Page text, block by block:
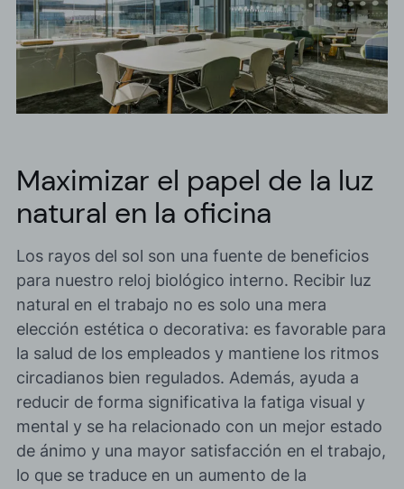
Maximizar el papel de la luz
natural en la oficina
Los rayos del sol son una fuente de beneficios
para nuestro reloj biológico interno. Recibir luz
natural en el trabajo no es solo una mera
elección estética o decorativa: es favorable para
la salud de los empleados y mantiene los ritmos
circadianos bien regulados. Además, ayuda a
reducir de forma significativa la fatiga visual y
mental y se ha relacionado con un mejor estado
de ánimo y una mayor satisfacción en el trabajo,
lo que se traduce en un aumento de la